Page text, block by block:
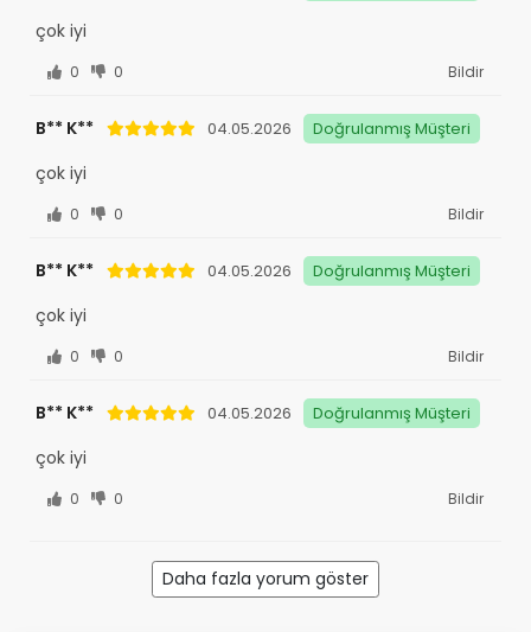
çok iyi
0 0 Bildir
B** K** 04.05.2026 Doğrulanmış Müşteri
çok iyi
0 0 Bildir
B** K** 04.05.2026 Doğrulanmış Müşteri
çok iyi
0 0 Bildir
B** K** 04.05.2026 Doğrulanmış Müşteri
çok iyi
0 0 Bildir
Daha fazla yorum göster